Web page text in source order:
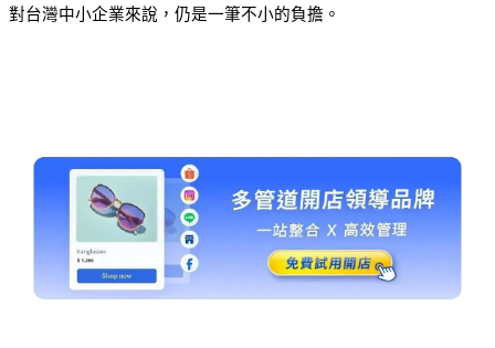
對台灣中小企業來說，仍是一筆不小的負擔。